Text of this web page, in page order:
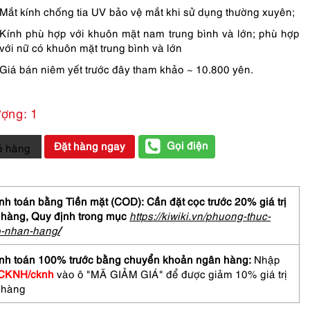
Mắt kính chống tia UV bảo vệ mắt khi sử dụng thường xuyên;
Kính phù hợp với khuôn mặt nam trung bình và lớn; phù hợp
với nữ có khuôn mặt trung bình và lớn
Giá bán niêm yết trước đây tham khảo ~ 10.800 yên.
1
hàng Đặt hàng ngay Gọi điện
toán bằng Tiền mặt (COD): Cần đặt cọc trước 20% giá trị
Quy định trong mục https://kiwiki.vn/phuong-thuc-
nhan-hang/
toán 100% trước bằng chuyển khoản ngân hàng: Nhập
cknh vào ô "MÃ GIẢM GIÁ" để được giảm 10% giá trị